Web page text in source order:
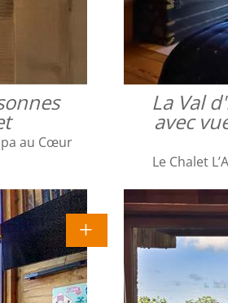
au Cœur
La Val
avec
Le Chalet